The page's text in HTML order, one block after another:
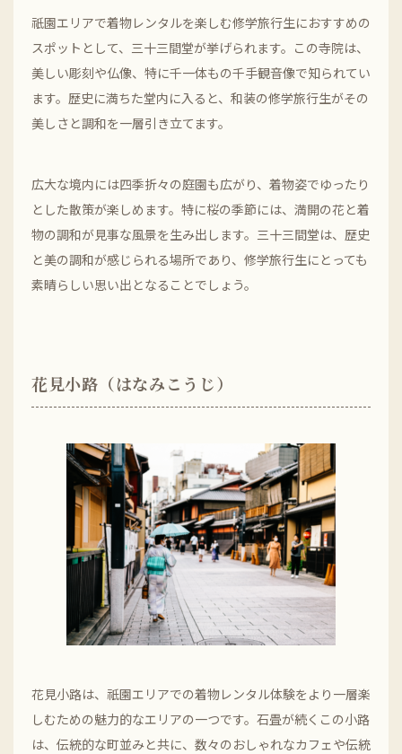
祇園エリアで着物レンタルを楽しむ修学旅行生におすすめの
スポットとして、三十三間堂が挙げられます。この寺院は、
美しい彫刻や仏像、特に千一体もの千手観音像で知られてい
ます。歴史に満ちた堂内に入ると、和装の修学旅行生がその
美しさと調和を一層引き立てます。
広大な境内には四季折々の庭園も広がり、着物姿でゆったり
とした散策が楽しめます。特に桜の季節には、満開の花と着
物の調和が見事な風景を生み出します。三十三間堂は、歴史
と美の調和が感じられる場所であり、修学旅行生にとっても
素晴らしい思い出となることでしょう。
花見小路（はなみこうじ）
花見小路は、祇園エリアでの着物レンタル体験をより一層楽
しむための魅力的なエリアの一つです。石畳が続くこの小路
は、伝統的な町並みと共に、数々のおしゃれなカフェや伝統